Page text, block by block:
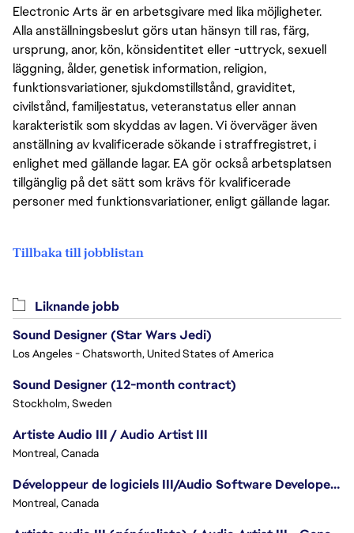
Electronic Arts är en arbetsgivare med lika möjligheter.
Alla anställningsbeslut görs utan hänsyn till ras, färg,
ursprung, anor, kön, könsidentitet eller -uttryck, sexuell
läggning, ålder, genetisk information, religion,
funktionsvariationer, sjukdomstillstånd, graviditet,
civilstånd, familjestatus, veteranstatus eller annan
karakteristik som skyddas av lagen. Vi överväger även
anställning av kvalificerade sökande i straffregistret, i
enlighet med gällande lagar. EA gör också arbetsplatsen
tillgänglig på det sätt som krävs för kvalificerade
personer med funktionsvariationer, enligt gällande lagar.
Tillbaka till jobblistan
Liknande jobb
Sound Designer (Star Wars Jedi)
Los Angeles - Chatsworth, United States of America
Sound Designer (12-month contract)
Stockholm, Sweden
Artiste Audio III / Audio Artist III
Montreal, Canada
Développeur de logiciels III/Audio Software Developer III - Battlefield
Montreal, Canada